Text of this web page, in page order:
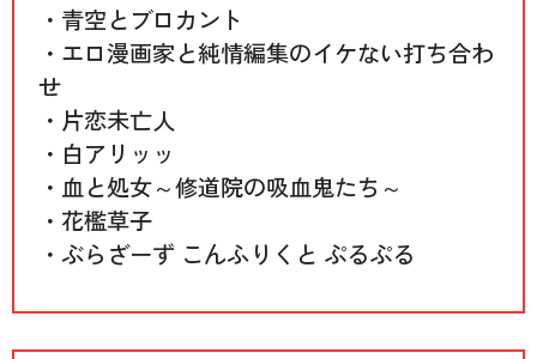
・青空とブロカント
・エロ漫画家と純情編集のイケない打ち合わ
せ
・片恋未亡人
・白アリッッ
・血と処女～修道院の吸血鬼たち～
・花檻草子
・ぶらざーず こんふりくと ぷるぷる